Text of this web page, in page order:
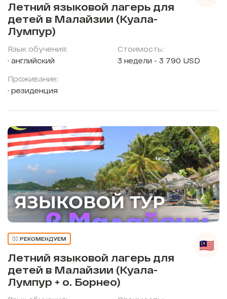
Летний языковой лагерь для
детей в Малайзии (Куала-
Лумпур)
Язык обучения:
английский
Проживание:
резиденция
Стоимость:
3 недели - 3 790 USD
👍🏼 РЕКОМЕНДУЕМ
Летний языковой лагерь для
детей в Малайзии (Куала-
Лумпур + о. Борнео)